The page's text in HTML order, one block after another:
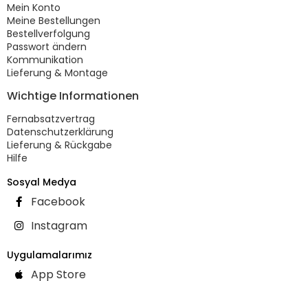
Mein Konto
Meine Bestellungen
Bestellverfolgung
Passwort ändern
Kommunikation
Lieferung & Montage
Wichtige Informationen
Fernabsatzvertrag
Datenschutzerklärung
Lieferung & Rückgabe
Hilfe
Sosyal Medya
Facebook
Instagram
Uygulamalarımız
App Store